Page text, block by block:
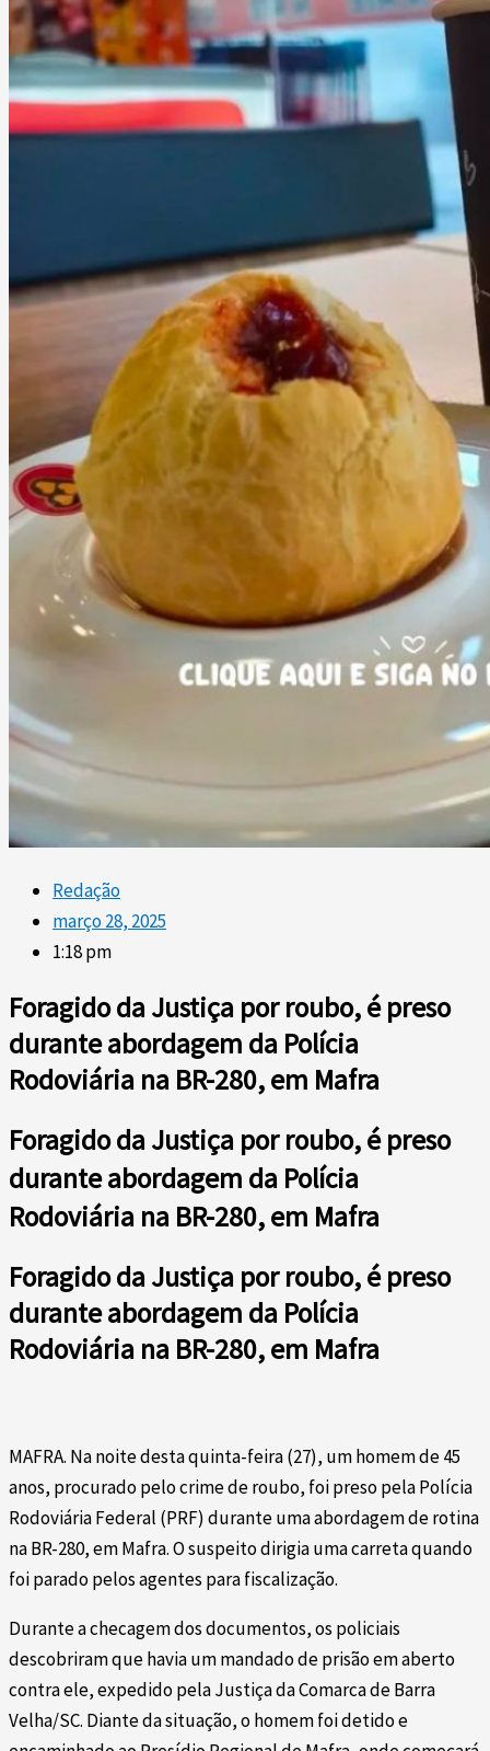
Redação
março 28, 2025
1:18 pm
Foragido da Justiça por roubo, é preso
durante abordagem da Polícia
Rodoviária na BR-280, em Mafra
Foragido da Justiça por roubo, é preso
durante abordagem da Polícia
Rodoviária na BR-280, em Mafra
Foragido da Justiça por roubo, é preso
durante abordagem da Polícia
Rodoviária na BR-280, em Mafra
MAFRA. Na noite desta quinta-feira (27), um homem de 45
anos, procurado pelo crime de roubo, foi preso pela Polícia
Rodoviária Federal (PRF) durante uma abordagem de rotina
na BR-280, em Mafra. O suspeito dirigia uma carreta quando
foi parado pelos agentes para fiscalização.
Durante a checagem dos documentos, os policiais
descobriram que havia um mandado de prisão em aberto
contra ele, expedido pela Justiça da Comarca de Barra
Velha/SC. Diante da situação, o homem foi detido e